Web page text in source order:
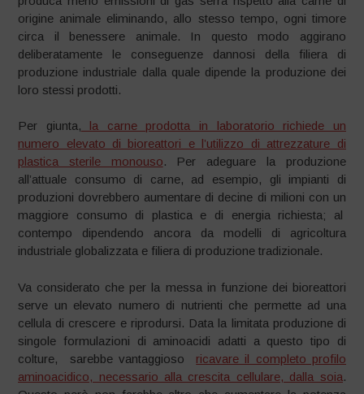
origine animale eliminando, allo stesso tempo, ogni timore
circa il benessere animale. In questo modo aggirano
deliberatamente le conseguenze dannosi della filiera di
produzione industriale dalla quale dipende la produzione dei
loro stessi prodotti.
Per giunta, la carne prodotta in laboratorio richiede un
numero elevato di bioreattori e l’utilizzo di attrezzature di
plastica sterile monouso. Per adeguare la produzione
all’attuale consumo di carne, ad esempio, gli impianti di
produzioni dovrebbero aumentare di decine di milioni con un
maggiore consumo di plastica e di energia richiesta; al
contempo dipendendo ancora da modelli di agricoltura
industriale globalizzata e filiera di produzione tradizionale.
Va considerato che per la messa in funzione dei bioreattori
serve un elevato numero di nutrienti che permette ad una
cellula di crescere e riprodursi. Data la limitata produzione di
singole formulazioni di aminoacidi adatti a questo tipo di
colture, sarebbe vantaggioso ricavare il completo profilo
aminoacidico, necessario alla crescita cellulare, dalla soia.